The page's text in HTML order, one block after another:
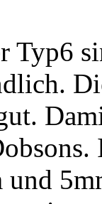
Typ6